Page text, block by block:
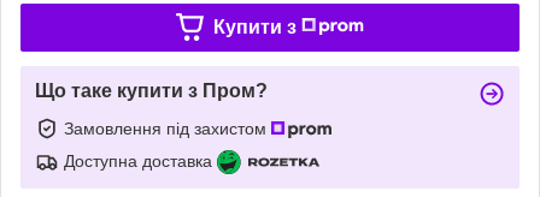
Купити з
Що таке купити з Пром?
Замовлення під захистом
Доступна доставка